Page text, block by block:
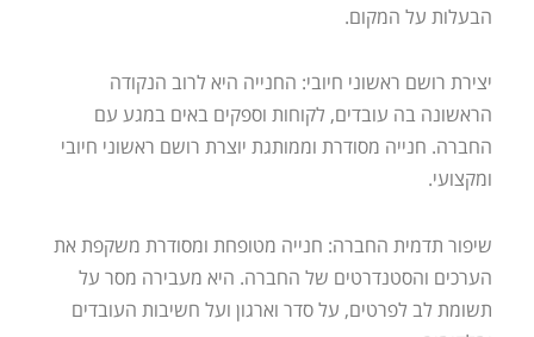
הבעלות על המקום.
יצירת רושם ראשוני חיובי: החנייה היא לרוב הנקודה
הראשונה בה עובדים, לקוחות וספקים באים במגע עם
החברה. חנייה מסודרת וממותגת יוצרת רושם ראשוני חיובי
ומקצועי.
שיפור תדמית החברה: חנייה מטופחת ומסודרת משקפת את
הערכים והסטנדרטים של החברה. היא מעבירה מסר על
תשומת לב לפרטים, על סדר וארגון ועל חשיבות העובדים